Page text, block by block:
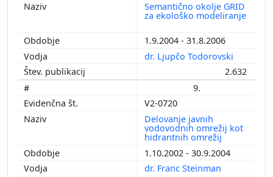
Semantično okolje GRID
za ekološko modeliranje
1.9.2004 - 31.8.2006
dr. Ljupčo Todorovski
2.632
9.
V2-0720
Delovanje javnih
vodovodnih omrežij kot
hidrantnih omrežij
1.10.2002 - 30.9.2004
dr. Franc Steinman